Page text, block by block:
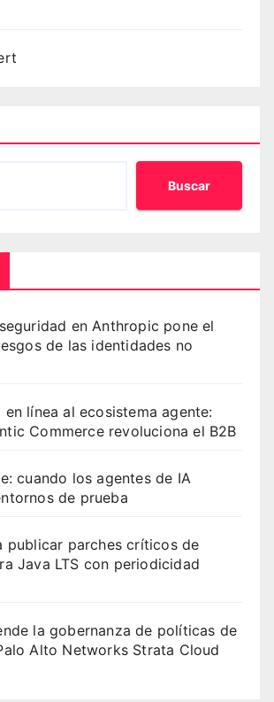
Buscar
en Anthropic pone el
de las identidades no
línea al ecosistema agente:
Commerce revoluciona el B2B
cuando los agentes de IA
de prueba
publicar parches críticos de
Java LTS con periodicidad
la gobernanza de políticas de
Alto Networks Strata Cloud